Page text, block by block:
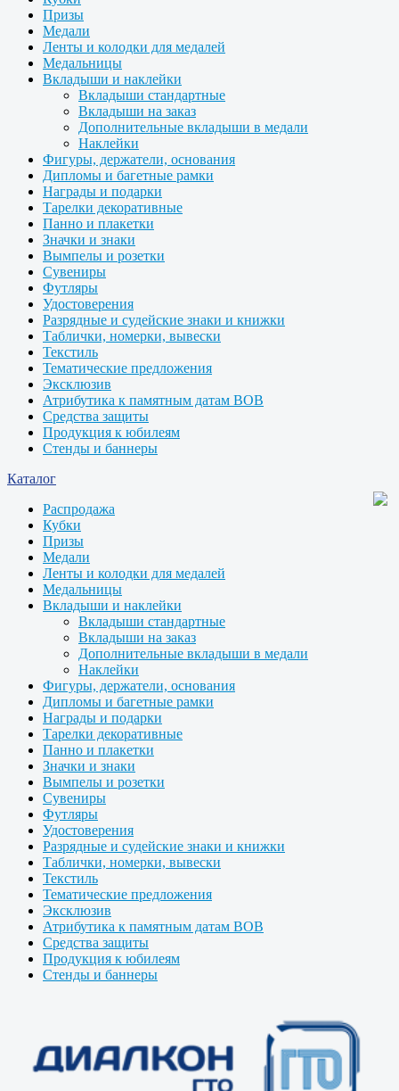
Призы
Медали
Ленты и колодки для медалей
Медальницы
Вкладыши и наклейки
Вкладыши стандартные
Вкладыши на заказ
Дополнительные вкладыши в медали
Наклейки
Фигуры, держатели, основания
Дипломы и багетные рамки
Награды и подарки
Тарелки декоративные
Панно и плакетки
Значки и знаки
Вымпелы и розетки
Сувениры
Футляры
Удостоверения
Разрядные и судейские знаки и книжки
Таблички, номерки, вывески
Текстиль
Тематические предложения
Эксклюзив
Атрибутика к памятным датам ВОВ
Средства защиты
Продукция к юбилеям
Стенды и баннеры
Каталог
Распродажа
Кубки
Призы
Медали
Ленты и колодки для медалей
Медальницы
Вкладыши и наклейки
Вкладыши стандартные
Вкладыши на заказ
Дополнительные вкладыши в медали
Наклейки
Фигуры, держатели, основания
Дипломы и багетные рамки
Награды и подарки
Тарелки декоративные
Панно и плакетки
Значки и знаки
Вымпелы и розетки
Сувениры
Футляры
Удостоверения
Разрядные и судейские знаки и книжки
Таблички, номерки, вывески
Текстиль
Тематические предложения
Эксклюзив
Атрибутика к памятным датам ВОВ
Средства защиты
Продукция к юбилеям
Стенды и баннеры